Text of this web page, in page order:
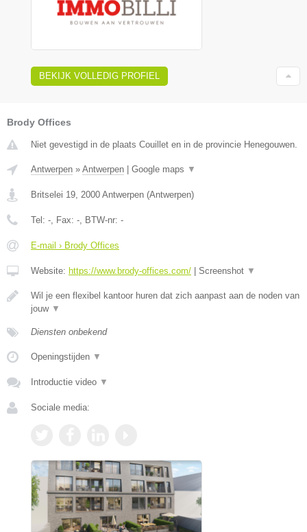
BEKIJK VOLLEDIG PROFIEL
Brody Offices
Niet gevestigd in de plaats Couillet en in de provincie Henegouwen.
Antwerpen » Antwerpen | Google maps ▼
Britselei 19 2000 Antwerpen (Antwerpen)
Tel: - , Fax: - , BTW-nr: -
E-mail › Brody Offices
Website: https://www.brody-offices.com/ | Screenshot ▼
Wil je een flexibel kantoor huren dat zich aanpast aan de noden van
jouw ▼
Diensten onbekend
Openingstijden ▼
Introductie video ▼
Sociale media: